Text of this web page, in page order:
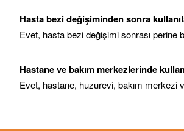
Hasta bezi değişiminden sonra
Evet, hasta bezi değişimi sonrası perine
Hastane ve bakım merkezlerinde
Evet, hastane, huzurevi, bakım merkezi